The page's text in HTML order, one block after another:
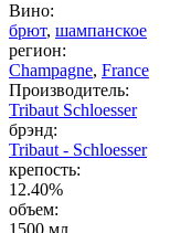
Вино:
брют, шампанское
регион:
Champagne, France
Производитель:
Tribaut Schloesser
брэнд:
Tribaut - Schloesser
крепость:
12.40%
объем: